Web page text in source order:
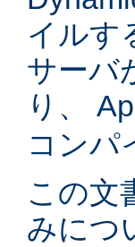
イルす
サーバ
り、
コンパ
この文
みにつ